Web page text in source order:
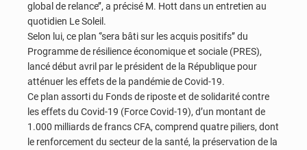
global de relance’’, a précisé M. Hott dans un entretien au
quotidien Le Soleil.
Selon lui, ce plan ‘’sera bâti sur les acquis positifs’’ du
Programme de résilience économique et sociale (PRES),
lancé début avril par le président de la République pour
atténuer les effets de la pandémie de Covid-19.
Ce plan assorti du Fonds de riposte et de solidarité contre
les effets du Covid-19 (Force Covid-19), d’un montant de
1.000 milliards de francs CFA, comprend quatre piliers, dont
le renforcement du secteur de la santé, la préservation de la